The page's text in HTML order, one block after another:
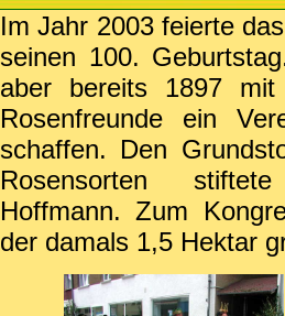
Im Jahr 2003 feierte
seinen 100.
aber bereits 1897
Rosenfreunde ein
schaffen. Den
Rosensorten stiftete
Hoffmann. Zum
der damals 1,5 Hektar